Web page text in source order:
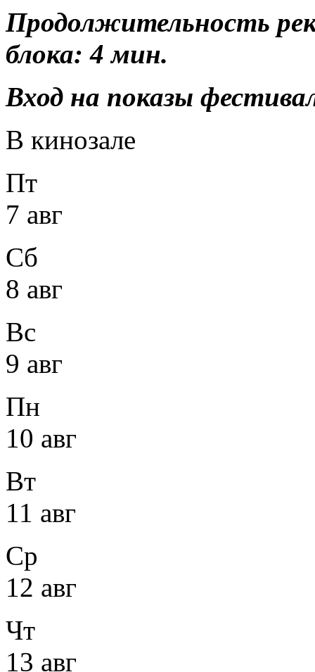
Продолжительность
блока: 4 мин.
Вход на показы
В кинозале
Пт
7 авг
Сб
8 авг
Вс
9 авг
Пн
10 авг
Вт
11 авг
Ср
12 авг
Чт
13 авг